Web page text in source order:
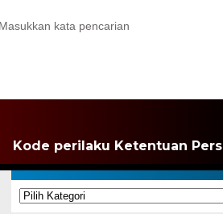
Kode perilaku Ketentuan Pers
KATEGORI
Kategori